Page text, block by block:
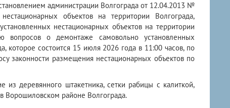
администрации Волгограда от 12.04.2013 №
объектов на территории Волгограда,
нестационарных объектов на территории
о демонтаже самовольно установленных
которое состоится 15 июля 2026 года в 11:00 часов, по
законности размещения нестационарных объектов по
деревянного штакетника, сетки рабицы с калиткой,
Ворошиловском районе Волгограда.